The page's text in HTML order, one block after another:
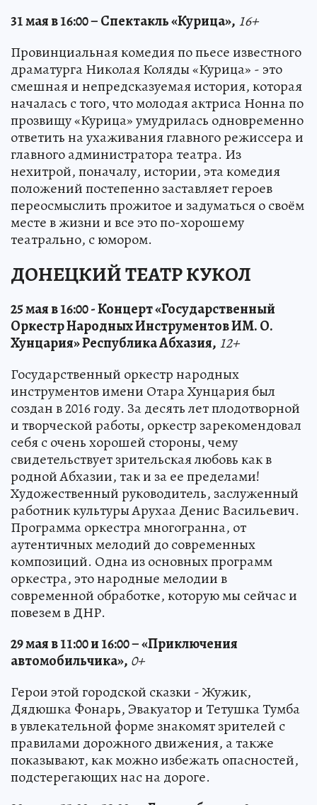
31 мая в 16:00 – Спектакль «Курица», 16+
Провинциальная комедия по пьесе известного
драматурга Николая Коляды «Курица» - это
смешная и непредсказуемая история, которая
началась с того, что молодая актриса Нонна по
прозвищу «Курица» умудрилась одновременно
ответить на ухаживания главного режиссера и
главного администратора театра. Из
нехитрой, поначалу, истории, эта комедия
положений постепенно заставляет героев
переосмыслить прожитое и задуматься о своём
месте в жизни и все это по-хорошему
театрально, с юмором.
ДОНЕЦКИЙ ТЕАТР КУКОЛ
25 мая в 16:00 - Концерт «Государственный
Оркестр Народных Инструментов ИМ. О.
Хунцария» Республика Абхазия, 12+
Государственный оркестр народных
инструментов имени Отара Хунцария был
создан в 2016 году. За десять лет плодотворной
и творческой работы, оркестр зарекомендовал
себя с очень хорошей стороны, чему
свидетельствует зрительская любовь как в
родной Абхазии, так и за ее пределами!
Художественный руководитель, заслуженный
работник культуры Арухаа Денис Васильевич.
Программа оркестра многогранна, от
аутентичных мелодий до современных
композиций. Одна из основных программ
оркестра, это народные мелодии в
современной обработке, которую мы сейчас и
повезем в ДНР.
29 мая в 11:00 и 16:00 – «Приключения
автомобильчика», 0+
Герои этой городской сказки - Жужик,
Дядюшка Фонарь, Эвакуатор и Тетушка Тумба
в увлекательной форме знакомят зрителей с
правилами дорожного движения, а также
показывают, как можно избежать опасностей,
подстерегающих нас на дороге.